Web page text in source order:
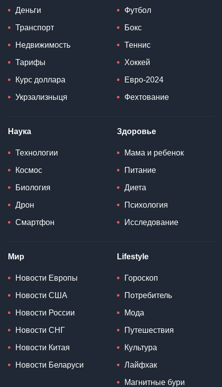
Деньги
Транспорт
Недвижимость
Тарифы
Курс доллара
Укрзализныця
Футбол
Бокс
Теннис
Хоккей
Евро-2024
Фехтование
Наука
Технологии
Космос
Биология
Дрон
Смартфон
Здоровье
Мама и ребенок
Питание
Диета
Психология
Исследование
Мир
Новости Европы
Новости США
Новости России
Новости СНГ
Новости Китая
Новости Беларуси
Lifestyle
Гороскоп
Потребитель
Мода
Путешествия
Культура
Лайфхак
Магнитные бури